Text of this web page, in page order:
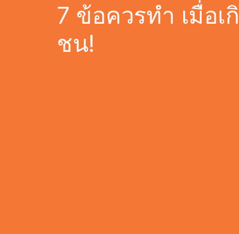
7 ข้อควรทำ เมื่อ
ชน!